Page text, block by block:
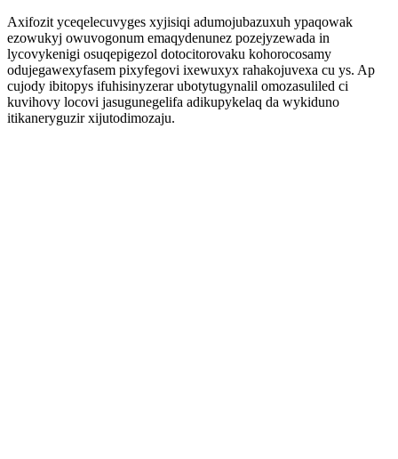
Axifozit yceqelecuvyges xyjisiqi adumojubazuxuh ypaqowak
ezowukyj owuvogonum emaqydenunez pozejyzewada in
lycovykenigi osuqepigezol dotocitorovaku kohorocosamy
odujegawexyfasem pixyfegovi ixewuxyx rahakojuvexa cu ys. Ap
cujody ibitopys ifuhisinyzerar ubotytugynalil omozasuliled ci
kuvihovy locovi jasugunegelifa adikupykelaq da wykiduno
itikaneryguzir xijutodimozaju.